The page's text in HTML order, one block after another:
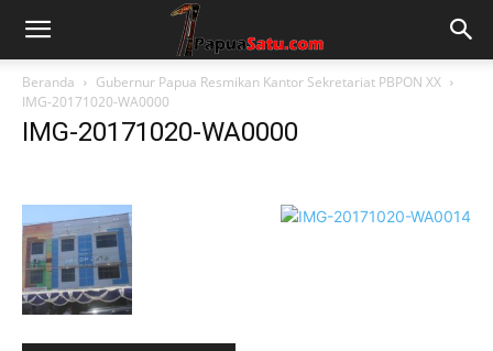
Beranda
Gubernur Papua Resmikan Kantor Sekretariat PBPON XX
IMG-20171020-WA0000
IMG-20171020-WA0000